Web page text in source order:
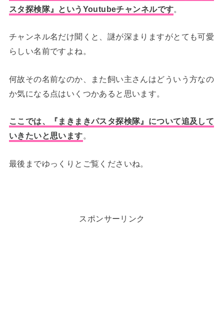
スタ探検隊』というYoutubeチャンネルです。
チャンネル名だけ聞くと、謎が深まりますがとても可愛
らしい名前ですよね。
何故その名前なのか、また飼い主さんはどういう方なの
か気になる点はいくつかあると思います。
ここでは、『まきまきパスタ探検隊』について追及して
いきたいと思います。
最後までゆっくりとご覧くださいね。
スポンサーリンク